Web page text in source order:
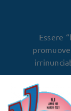
Essere